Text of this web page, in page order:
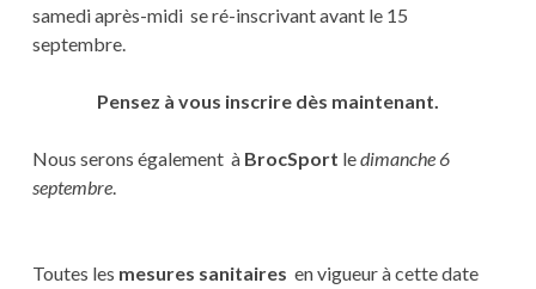
samedi après-midi se ré-inscrivant avant le 15
septembre.
Pensez à vous inscrire dès maintenant.
Nous serons également à BrocSport ledimanche 6
septembre.
Toutes les mesures sanitaires en vigueur à cette date